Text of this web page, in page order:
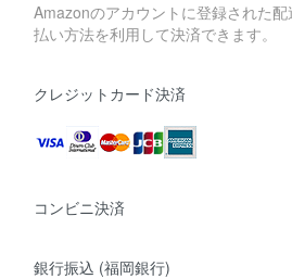
Amazonのアカウントに登録された配
払い方法を利用して決済できます。
クレジットカード決済
コンビニ決済
銀行振込 (福岡銀行)